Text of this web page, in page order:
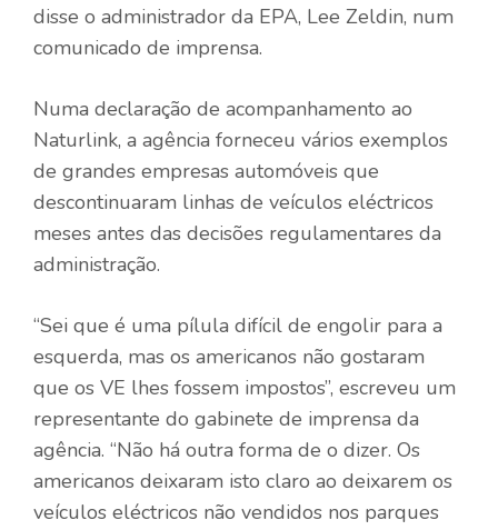
disse o administrador da EPA, Lee Zeldin, num
comunicado de imprensa.
Numa declaração de acompanhamento ao
Naturlink, a agência forneceu vários exemplos
de grandes empresas automóveis que
descontinuaram linhas de veículos eléctricos
meses antes das decisões regulamentares da
administração.
“Sei que é uma pílula difícil de engolir para a
esquerda, mas os americanos não gostaram
que os VE lhes fossem impostos”, escreveu um
representante do gabinete de imprensa da
agência. “Não há outra forma de o dizer. Os
americanos deixaram isto claro ao deixarem os
veículos eléctricos não vendidos nos parques